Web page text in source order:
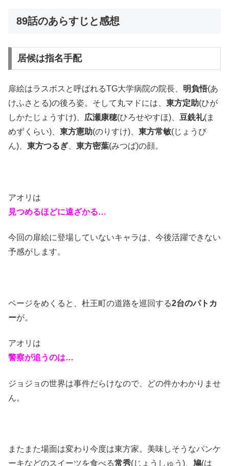
89話のあらすじと感想
居候は指名手配
扉絵はラスボスと呼ばれるTG大学病院の院長、 明負悟(あ
けふさとる)の後ろ姿。そして丸マドには、 東方定助(ひが
しかたじょうすけ)、 広瀬康穂(ひろせやすほ)、 豆銑礼(ま
めずくらい)、 東方憲助(のりすけ)、 東方常敏(じょうび
ん)、 東方つるぎ 東方密葉(みつば)の顔。
アオリは
見つめるほどに遠ざかる…
今回の扉絵に登場していないキャラは、今後活躍できない
予感がします。
ページをめくると、杜王町の道路を巡回する2台のパトカ
ーが。
アオリは
警察が追うのは…
ジョジョの世界は事件だらけなので、どの件かわかりませ
ん。
またまた場面は変わり今度は東方家。美味しそうなパンケ
ーキなどのスイーツを食べる常秀(じょうしゅう)、 鳩(は